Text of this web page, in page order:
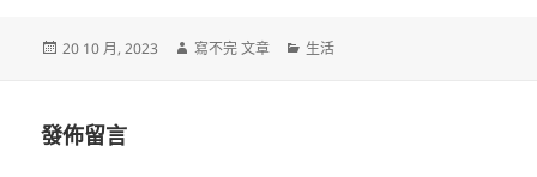
發
20 10 月, 2023
作
寫不完 文章
分
生活
發佈留言